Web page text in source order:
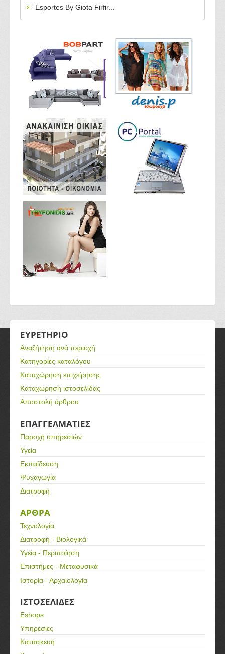
Esportes By Giota Firfir...
ΕΥΡΕΤΗΡΙΟ
Αναζήτηση ανά περιοχή
Κατηγορίες καταλόγου
Καταχώρηση επιχείρησης
Καταχώρηση ιστοσελίδας
Αποστολή άρθρου
ΕΠΑΓΓΕΛΜΑΤΙΕΣ
Παροχή υπηρεσιών
Υγεία
Εκπαίδευση
Ψυχαγωγία
Διατροφή
ΑΡΘΡΑ
Τεχνολογία
Διατροφή - Βιολογικά
Υγεία - Περιποίηση
Επιστήμες - Μεταφυσικά
Ιστορία - Αρχαιολογία
ΙΣΤΟΣΕΛΙΔΕΣ
Eshops
Υπηρεσίες
Κατασκευή